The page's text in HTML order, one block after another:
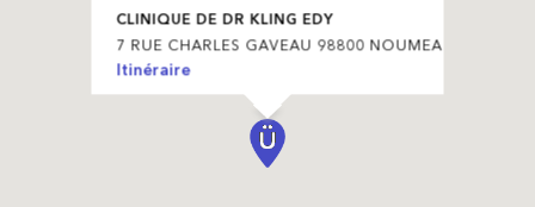
CLINIQUE DE DR KLING EDY
7 RUE CHARLES GAVEAU 98800 NOUMEA
Itinéraire